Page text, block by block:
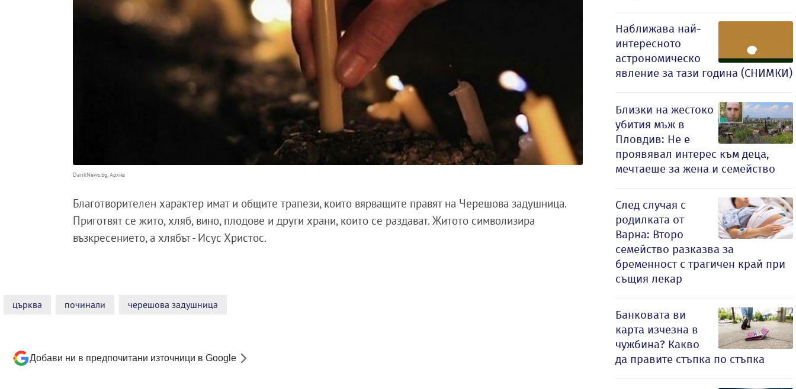
DarikNews.bg, Архив
Благотворителен характер имат и общите трапези, които вярващите правят на Черешова задушница.
Приготвят се жито, хляб, вино, плодове и други храни, които се раздават. Житото символизира
възкресението, а хлябът - Исус Христос.
църква починали черешова задушница
Добави ни в предпочитани източници в Google
Наближава най-
интересното
астрономическо
явление за тази година (СНИМКИ)
Близки на жестоко
убития мъж в
Пловдив: Не е
проявявал интерес към деца,
мечтаеше за жена и семейство
След случая с
родилката от
Варна: Второ
семейство разказва за
бременност с трагичен край при
същия лекар
Банковата ви
карта изчезна в
чужбина? Какво
да правите стъпка по стъпка